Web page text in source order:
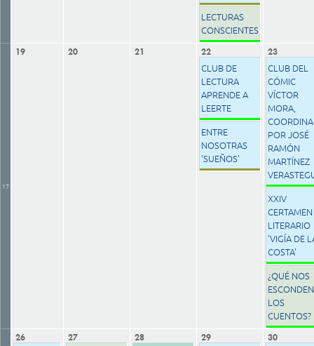
LECTURAS
CONSCIENTES
17
19 20 21 22
CLUB DE
LECTURA
APRENDE A
LEERTE
ENTRE
NOSOTRAS
'SUEÑOS'
23
CLUB DEL
CÓMIC
VÍCTOR
MORA,
POR JOSÉ
RAMÓN
MARTÍNEZ
XXIV
CERTAMEN
LITERARIO
'VIGÍA DE
COSTA'
¿QUÉ NOS
ESCONDEN
LOS
CUENTOS?
26 27 28 29 30